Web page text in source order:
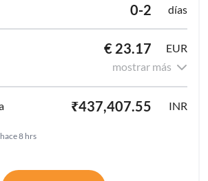
0-2 días
€ 23.17
EUR
mostrar más
₹437,407.55 INR
hace 8 hrs